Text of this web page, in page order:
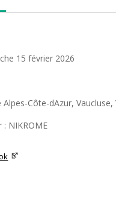
15 février 2026
Alpes-Côte-dAzur,
NIKROME